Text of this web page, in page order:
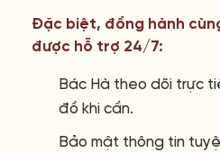
Đặc biệt, đồng hành
được hỗ trợ 24/7:
Bác Hà theo dõi trực
đồ khi cần.
Bảo mật thông tin